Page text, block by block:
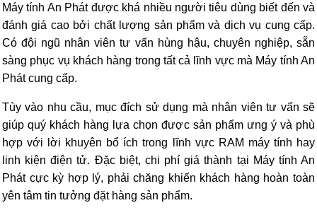
Máy tính An Phát được khá nhiều người tiêu dùng biết đến và
đánh giá cao bởi chất lượng sản phẩm và dịch vụ cung cấp.
Có đội ngũ nhân viên tư vấn hùng hậu, chuyên nghiệp, sẵn
sàng phục vụ khách hàng trong tất cả lĩnh vực mà Máy tính An
Phát cung cấp.
Tùy vào nhu cầu, mục đích sử dụng mà nhân viên tư vấn sẽ
giúp quý khách hàng lựa chọn được sản phẩm ưng ý và phù
hợp với lời khuyên bổ ích trong lĩnh vực RAM máy tính hay
linh kiện điện tử. Đặc biệt, chi phí giá thành tại Máy tính An
Phát cực kỳ hợp lý, phải chăng khiến khách hàng hoàn toàn
yên tâm tin tưởng đặt hàng sản phẩm.